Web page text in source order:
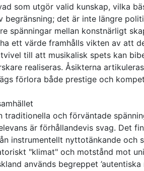
som utgör valid kunskap, vilka
begränsning; det är inte längre
spänningar mellan konstnärligt
ett värde framhålls vikten av att
till att musikalisk spets kan
realiseras. Åsikterna
förlora både prestige och
och förväntade
är förhållandevis svag. Det
instrumentellt nyttotänkande och
"klimat" och motstånd mot
används begreppet